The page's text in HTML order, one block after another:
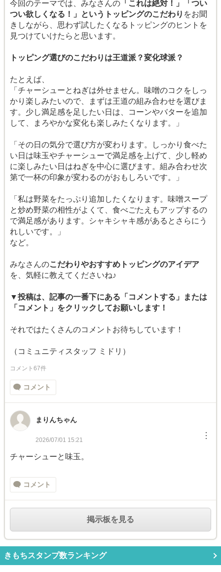
今回のテーマでは、みなさんの 「これは絶対！」「つい
つい欲しくなる！」というトッピングのこだわり をお聞
きしながら、思わず試したくなるトッピングのヒントを
見つけていけたらと思います。
トッピング選びのこだわりは王道派？変化球派？
たとえば、
「チャーシューとねぎは外せません。味噌のコクをしっ
かり楽しみたいので、まずは王道の組み合わせを選びま
す。少し満足感を足したい日は、コーンやバターを追加
して、まろやかな変化も楽しみたくなります。」
「その日の気分で選び方が変わります。しっかり食べた
い日は味玉やチャーシューで満足感を上げて、少し軽め
に楽しみたい日はねぎを中心に選びます。組み合わせ次
第で一杯の印象が変わるのがおもしろいです。」
「私は野菜をたっぷり追加したくなります。味噌スープ
と炒め野菜の相性がよくて、食べごたえもアップするの
で満足感があります。シャキシャキ感があるとさらにう
れしいです。」
など。
みなさんのこだわりやおすすめトッピングのアイデア
を、気軽に教えてくださいね♪
▼投稿は、記事の一番下にある「コメントする」または
「コメント」をクリックしてお願いします！
それではたくさんのコメントお待ちしています！
（コミュニティスタッフ ミドリ）
コメント67件
コメント
まりんちゃん
2026/07/01 15:21 ︙
チャーシューと味玉。
コメント
掲示板を見る
きもちスタンプ数ランキング